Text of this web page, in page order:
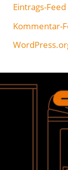
Eintrags-Feed
Kommentar-